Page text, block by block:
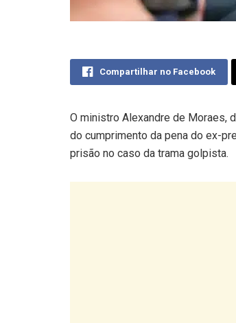
Compartilhar no Facebook
O ministro Alexandre de Moraes,
do cumprimento da pena do ex-
prisão no caso da trama golpista.